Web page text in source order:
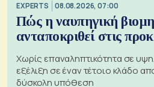
EXPERTS 08.08.2026, 07:00
Πώς η ναυπηγική
ανταποκριθεί στις
Χωρίς επαναληπτικότητα σε
εξέλιξη σε έναν τέτοιο κλάδο
δύσκολη υπόθεση